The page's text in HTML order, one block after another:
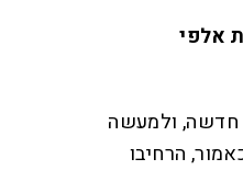
אלפי
חדשה, ולמעשה
הרחיבו